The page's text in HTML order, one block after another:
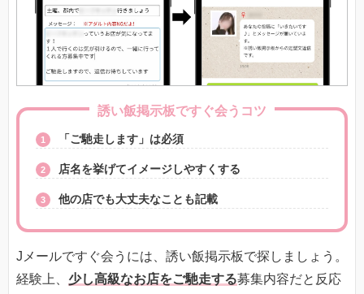
誘い飯掲示板ですぐ会うコツ
「ご馳走します」は必須
店名を挙げてイメージしやすくする
他の店でも大丈夫なことも記載
Jメールですぐ会うには、誘い飯掲示板で探しましょう。
経験上、 少し高級なお店をご馳走する募集内容だと反応